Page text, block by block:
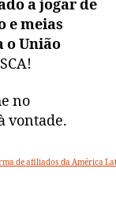
a jogar de
e meias
o União
no
vontade.
de afiliados da América